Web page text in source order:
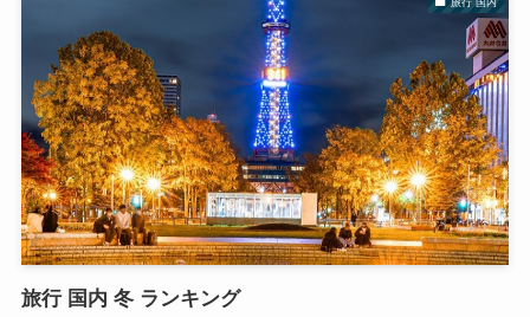
旅行 国内 冬 ランキング